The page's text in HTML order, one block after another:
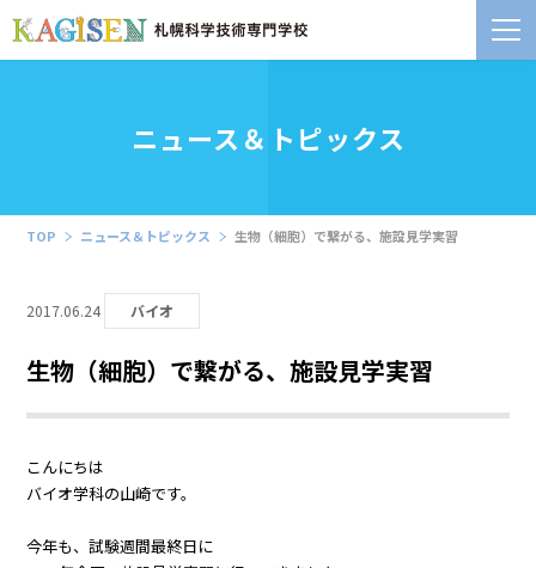
ニュース＆トピックス
TOP ニュース＆トピックス 生物（細胞）で繋がる、施設見学実習
2017.06.24 バイオ
生物（細胞）で繋がる、施設見学実習
こんにちは
バイオ学科の山崎です。
今年も、試験週間最終日に